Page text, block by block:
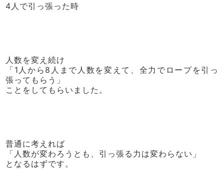
4人で引っ張った時
人数を変え続け
「1人から8人まで人数を変えて、全力でロープを引っ
張ってもらう」
ことをしてもらいました。
普通に考えれば
「人数が変わろうとも、引っ張る力は変わらない」
となるはずです。